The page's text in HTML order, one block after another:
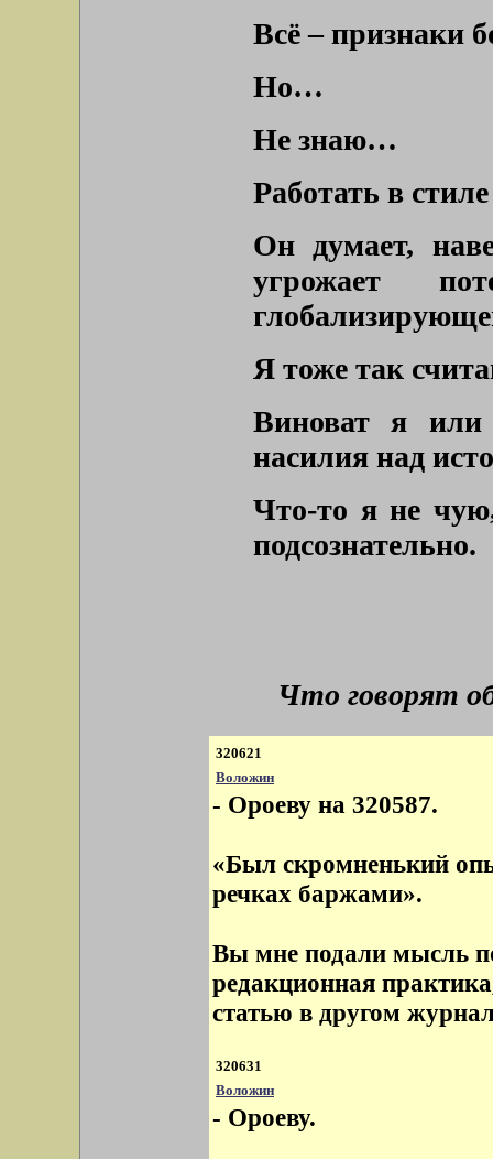
Всё – признаки
Но…
Не знаю…
Работать в
Он думает,
угрожает
Я тоже так
Виноват я или
насилия над
Что-то я не
подсознательно.
Что говорят
320621
Воложин
- Ороеву на 320587.
«Был скромненький
речках баржами».
Вы мне подали мысль
редакционная
статью в другом
320631
Воложин
- Ороеву.